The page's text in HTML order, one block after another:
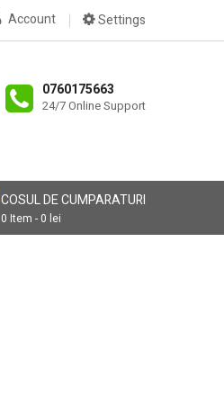
Settings
Account
0760175663
24/7 Online Support
COSUL DE CUMPARATURI
0 Item - 0 lei